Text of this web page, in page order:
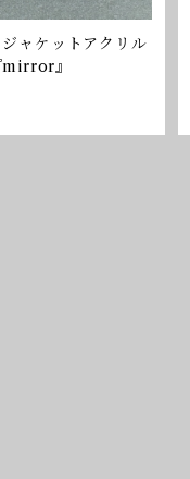
ャケットアクリル
』